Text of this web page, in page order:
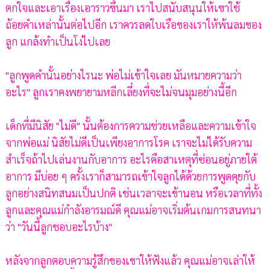
ตกใจและเอาเรื่องเอาราวขึ้นมา เราไปสนับสนุนให้เขาใช้
ถ้อยคำเหล่านั้นต่อไปอีก เราควรลดใบเรือของเราให้พ้นลมของ
ลูก แกล้งทำเป็นโง่ไปเลย
"ลูกพูดคำนั้นอย่างไรนะ พ่อไม่เข้าใจเลย มันหมายความว่า
อะไร" ลูกเราคงพยายามหลีกเลี่ยงที่จะไม่จนมุมอย่างนี้อีก
เด็กที่มีนิสัย "ไม่ดี" นั้นต้องการความช่วยเหลือและความเข้าใจ
จากพ่อแม่ นิสัยไม่ดีเป็นเพียงอาการโรค เราจะไม่ได้รับความ
สำเร็จถ้าไปเล่นงานกับอาการ อะไรคือสาเหตุที่ซ่อนอยู่ภายใต้
อาการ มีบ่อย ๆ ครั้งเราก็สามารถเข้าใจลูกได้ด้วยการพูดคุยกับ
ลูกอย่างสนิทสนมเป็นปกติ เช่นเวลาจะเข้านอน หรือเวลาที่ทั้ง
ลูกและคุณแม่กำลังอารมณ์ดี คุณแม่อาจเริ่มต้นเกมการสนทนา
ว่า "วันนี้ลูกชอบอะไรบ้าง"
หลังจากลูกตอบความรู้สึกของเขาให้ฟังแล้ว คุณแม่อาจเล่าให้